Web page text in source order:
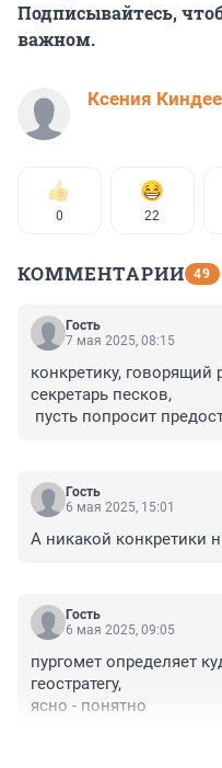
Подписывайтесь,
важном.
Ксения
0 22
КОММЕНТАРИИ 49
Гость
7 мая 2025, 08:15
конкретику, говорящий
секретарь песков,
пусть попросит
Гость
6 мая 2025, 15:01
А никакой конкретики
Гость
6 мая 2025, 09:05
пургомет определяет
геостратегу,
ясно - понятно